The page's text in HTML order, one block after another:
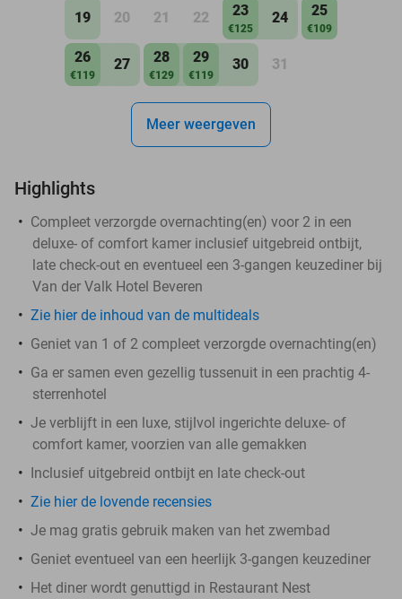
19 20 21 22 23
€125
24 25
€109
26
€119
27 28
€129
29
€119
30 31
Meer weergeven
Highlights
Compleet verzorgde overnachting(en) voor 2 in een
deluxe- of comfort kamer inclusief uitgebreid ontbijt,
late check-out en eventueel een 3-gangen keuzediner bij
Van der Valk Hotel Beveren
Zie hier de inhoud van de multideals
Geniet van 1 of 2 compleet verzorgde overnachting(en)
Ga er samen even gezellig tussenuit in een prachtig 4-
sterrenhotel
Je verblijft in een luxe, stijlvol ingerichte deluxe- of
comfort kamer, voorzien van alle gemakken
Inclusief uitgebreid ontbijt en late check-out
Zie hier de lovende recensies
Je mag gratis gebruik maken van het zwembad
Geniet eventueel van een heerlijk 3-gangen keuzediner
Het diner wordt genuttigd in Restaurant Nest